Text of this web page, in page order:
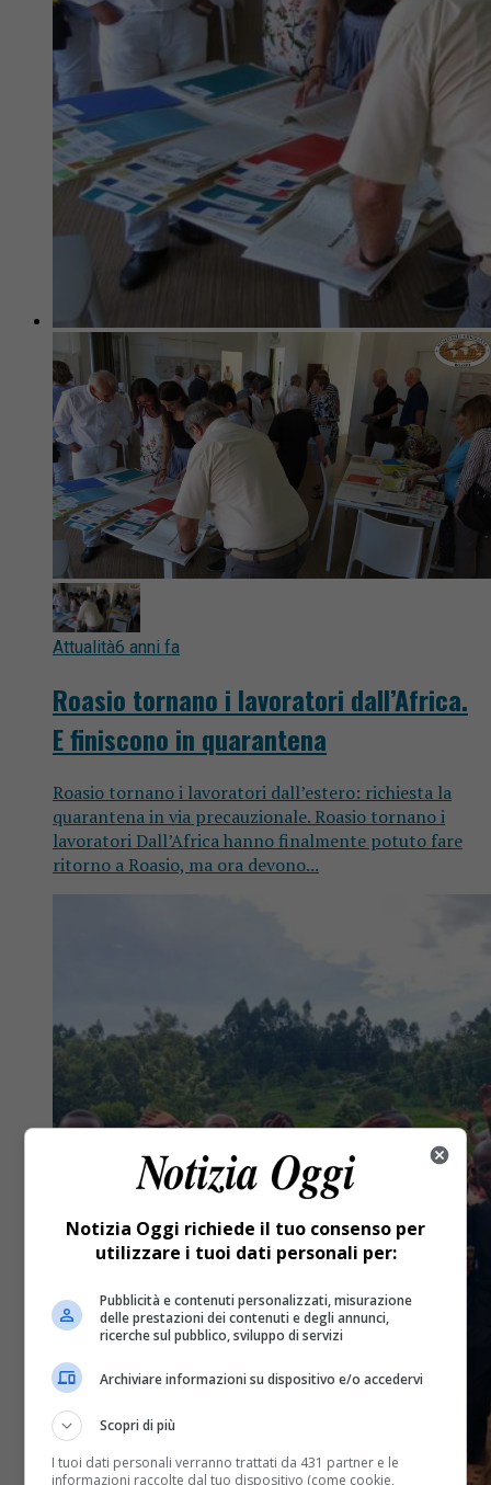
Attualità6 anni fa
Roasio tornano i lavoratori dall’Africa.
E finiscono in quarantena
Roasio tornano i lavoratori dall’estero: richiesta la
quarantena in via precauzionale. Roasio tornano i
lavoratori Dall’Africa hanno finalmente potuto fare
ritorno a Roasio, ma ora devono...
Notizia Oggi richiede il tuo consenso per
utilizzare i tuoi dati personali per:
Pubblicità e contenuti personalizzati, misurazione
delle prestazioni dei contenuti e degli annunci,
ricerche sul pubblico, sviluppo di servizi
Archiviare informazioni su dispositivo e/o accedervi
Scopri di più
I tuoi dati personali verranno trattati da 431 partner e le
informazioni raccolte dal tuo dispositivo (come cookie,